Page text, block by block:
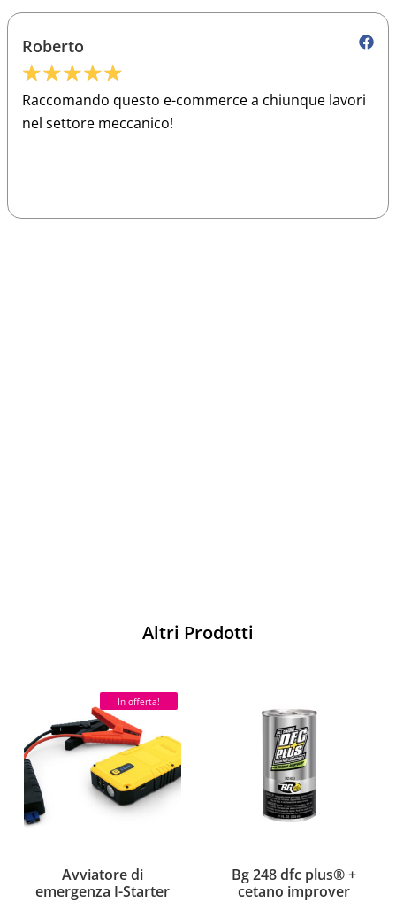
Roberto
★★★★★
Raccomando questo e-commerce a chiunque lavori
nel settore meccanico!
Altri Prodotti
In offerta!
Avviatore di
emergenza I-Starter
Bg 248 dfc plus® +
cetano improver